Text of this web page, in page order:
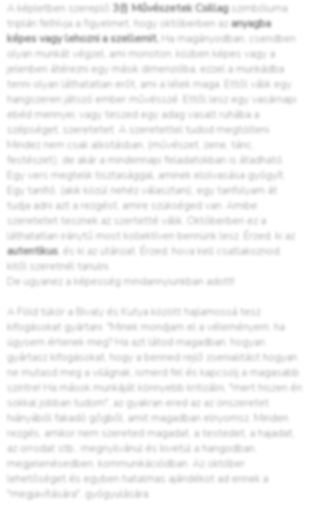
A képletben szereplő
3(!) Művészetek Csillagszimbóluma
triplán felhívja a figyelmet, hogy októberben az anyagba
képes vagy lehozni a szellemit.
Ha magányodban, csendben
olyan munkát végzel, ami monoton, közben képes vagy a
jelenben átérezni egy másik dimenzióba, ezzel a munkádba
tenni olyan láthatatlan erőt, ami a lélek maga. Ettől válik egy
hangszeren játszó ember művésszé. Ettől lesz egy vasárnapi
ebéd mennyei, vagy teszed egy adag vasalt ruhába a
szépséget, szeretetet. A szeretettel tudod megtölteni.
Mindez nem csak alkotásban, (művészet, zene, tánc,
festészet), de akár a mindennapi feladatokban is átadható.
Egy vers megtelik tisztasággal, aminek elolvasása gyógyít.
Egy tanító, (akik közül nehéz választani), egy tanfolyam át
tudja adni azt a rezgést, amire szükséged van. Amibe
szeretetet tesznek az szertetté válik. Októberben ez a
láthatatlan iránytű most kollektíven bennünk lesz. Érzed, ki az
autentikus, és ki az utánzat. Érzed, hova kell csatlakoznod,
kitől szeretnél tanulni.
De ugyanez a képesség mindannyiunkban adott!
A Föld tükör a Bivaly és Kutya között hajlamossá tesz
kifogásokat gyártani: "Minek mondjam el a véleményem, ha
úgysem értenek meg? Ha azt látod magadban, hogyan
gyártasz kifogásokat, hogy a benned rejlő zsenialitást hogyan
ne mutasd meg a világnak, ismerd fel és kapcsolj a magasabb
szintre! Ha mások munkáját könnyebb kritizálni, "mert hiszen én
sokkal jobban tudom", az gyakran ered az az önszeretet
hiányából fakadó gőgből, amit magadban elnyomsz. Minden
rezgés, amikor nem szereted magadat, a testedet, a hajadat,
az orrodat stb., megnyilvánul és kivetül a hangodban,
megjelenésedben, kommunikációdban. Az október
lehetőséget és egyben hatalmas ajándékot ad ennek a
"megjavítására", gyógyulására.